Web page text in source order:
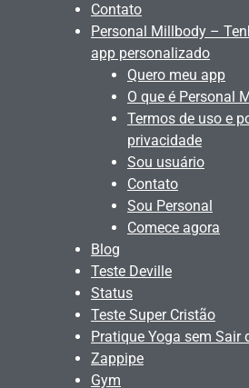
Contato
Personal Millbody –
app personalizado
Quero meu app
O que é Personal
Termos de uso e
privacidade
Sou usuário
Contato
Sou Personal
Comece agora
Blog
Teste Deville
Status
Teste Super Cristão
Pratique Yoga sem Sair
Zappipe
Gym